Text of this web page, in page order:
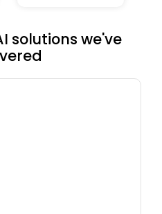
solutions we've